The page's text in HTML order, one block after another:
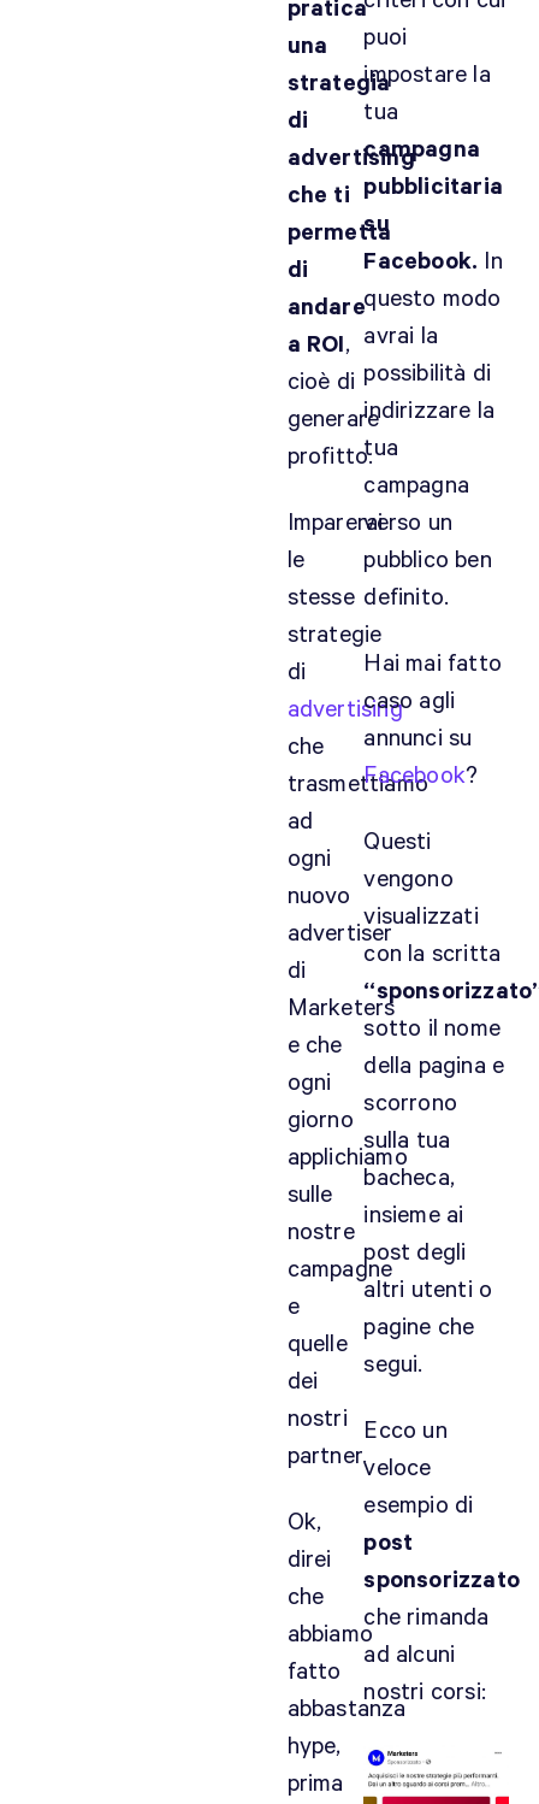
pratica
una
strategia
di
advertising
che ti
permetta
di
andare
a ROI,
cioè di
generare
profitto.
Imparerai
le
stesse
strategie
di
advertising
che
trasmettiamo
ad
ogni
nuovo
advertiser
di
Marketers
e che
ogni
giorno
applichiamo
sulle
nostre
campagne
e
quelle
dei
nostri
partner.
Ok,
direi
che
abbiamo
fatto
abbastanza
hype,
prima
puoi
impostare la
tua
campagna
pubblicitaria
su
Facebook. In
questo modo
avrai la
possibilità di
indirizzare la
tua
campagna
verso un
pubblico ben
definito.
Hai mai fatto
caso agli
annunci su
Facebook?
Questi
vengono
visualizzati
con la scritta
sotto il nome
della pagina e
scorrono
sulla tua
bacheca,
insieme ai
post degli
altri utenti o
pagine che
segui.
Ecco un
veloce
esempio di
post
sponsorizzato
che rimanda
ad alcuni
nostri corsi:
i